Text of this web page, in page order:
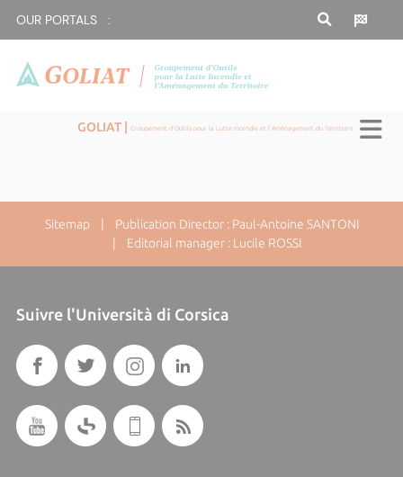
OUR PORTALS :
GOLIAT |Groupement d'Outils pour la Lutte Incendie et l'Aménagement du Territoire
Sitemap| Publication Director : Paul-Antoine SANTONI
| Editorial manager : Lucile ROSSI
Suivre l'Università di Corsica